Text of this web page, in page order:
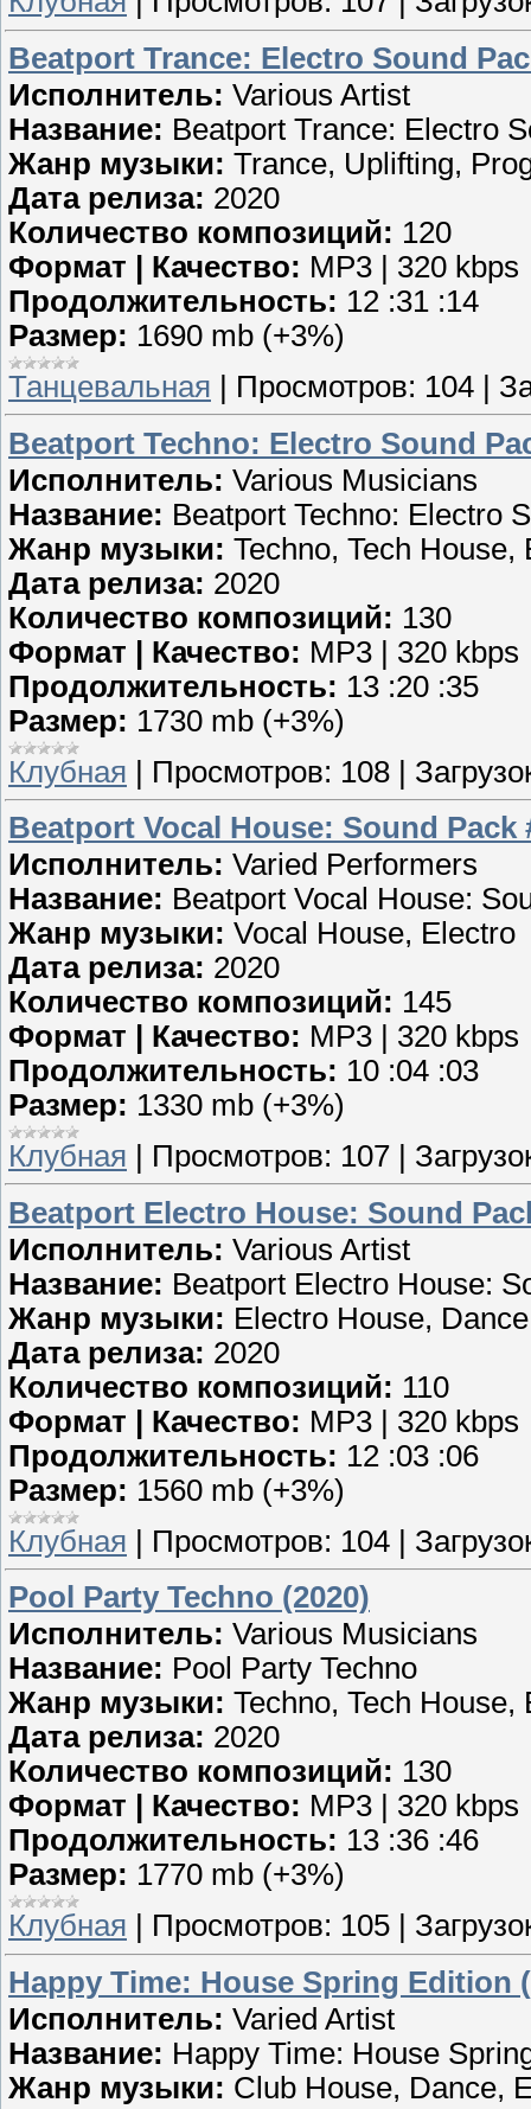
Beatport Trance: Electro Sound
Исполнитель: Various Artist
Название: Beatport Trance: Electro
Жанр музыки: Trance, Uplifting,
Дата релиза: 2020
Количество композиций: 120
Формат | Качество: MP3 | 320 kbps
Продолжительность: 12 :31 :14
Размер: 1690 mb (+3%)
Танцевальная
Просмотров: 104
Beatport Techno: Electro Sound
Исполнитель: Various Musicians
Название: Beatport Techno: Electro
Жанр музыки: Techno, Tech House,
Дата релиза: 2020
Количество композиций: 130
Формат | Качество: MP3 | 320 kbps
Продолжительность: 13 :20 :35
Размер: 1730 mb (+3%)
Клубная | Просмотров: 108 |
Beatport Vocal House: Sound Pack
Исполнитель: Varied Performers
Название: Beatport Vocal House:
Жанр музыки: Vocal House, Electro
Дата релиза: 2020
Количество композиций: 145
Формат | Качество: MP3 | 320 kbps
Продолжительность: 10 :04 :03
Размер: 1330 mb (+3%)
Клубная
Просмотров: 107
Beatport Electro House: Sound
Исполнитель: Various Artist
Название: Beatport Electro House:
Жанр музыки: Electro House,
Дата релиза: 2020
Количество композиций: 110
Формат | Качество: MP3 | 320 kbps
Продолжительность: 12 :03 :06
Размер: 1560 mb (+3%)
Клубная
Просмотров: 104
Pool Party Techno (2020)
Исполнитель: Various Musicians
Название: Pool Party Techno
Жанр музыки: Techno, Tech House,
Дата релиза: 2020
Количество композиций: 130
Формат | Качество: MP3 | 320 kbps
Продолжительность: 13 :36 :46
Размер: 1770 mb (+3%)
Клубная
Просмотров: 105
Happy Time: House Spring Edition
Исполнитель: Varied Artist
Название: Happy Time: House
Жанр музыки: Club House, Dance,